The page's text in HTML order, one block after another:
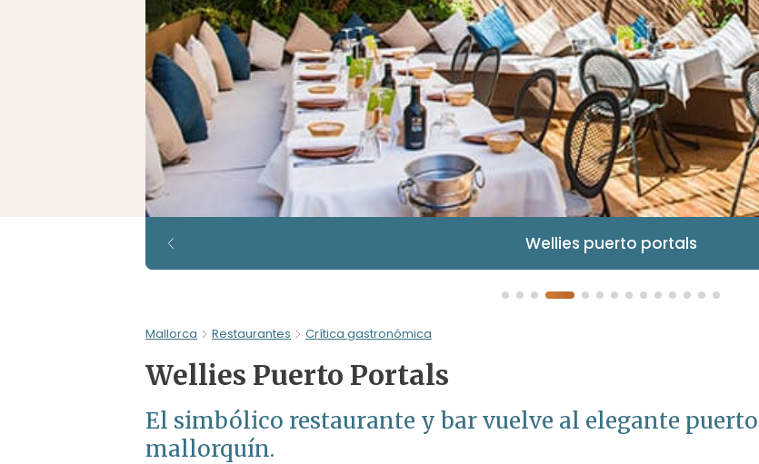
Wellies puerto portals
Mallorca Restaurantes Crítica gastronómica
Wellies Puerto Portals
El simbólico restaurante y bar vuelve al elegante puerto
mallorquín.